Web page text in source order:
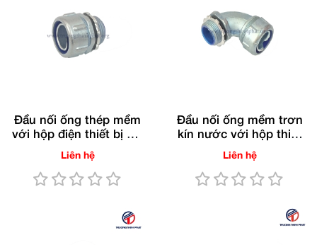
Đầu nối ống thép mềm
với hộp điện thiết bị kín
nước
Liên hệ
Đầu nối ống mềm trơn
kín nước với hộp thiết
bị
Liên hệ